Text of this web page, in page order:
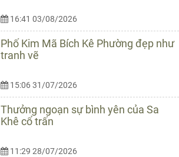
16:41 03/08/2026
Phố Kim Mã Bích Kê Phường đẹp như
tranh vẽ
15:06 31/07/2026
Thưởng ngoạn sự bình yên của Sa
Khê cổ trấn
11:29 28/07/2026